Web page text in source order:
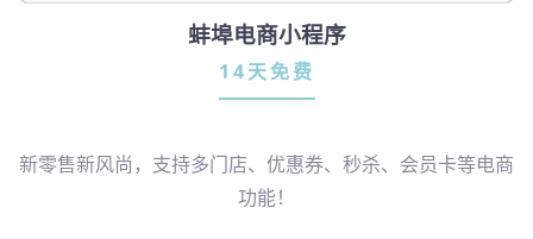
蚌埠电商小程序
14天免费
新零售新风尚，支持多门店、优惠券、秒杀、会员卡等电商
功能！